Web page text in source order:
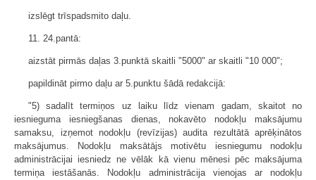
izslēgt trīspadsmito daļu.
11. 24.pantā:
aizstāt pirmās daļas 3.punktā skaitli "5000" ar skaitli "10 000";
papildināt pirmo daļu ar 5.punktu šādā redakcijā:
"5) sadalīt termiņos uz laiku līdz vienam gadam, skaitot no
iesnieguma iesniegšanas dienas, nokavēto nodokļu maksājumu
samaksu, izņemot nodokļu (revīzijas) audita rezultātā aprēķinātos
maksājumus. Nodokļu maksātājs motivētu iesniegumu nodokļu
administrācijai iesniedz ne vēlāk kā vienu mēnesi pēc maksājuma
termiņa iestāšanās. Nodokļu administrācija vienojas ar nodokļu